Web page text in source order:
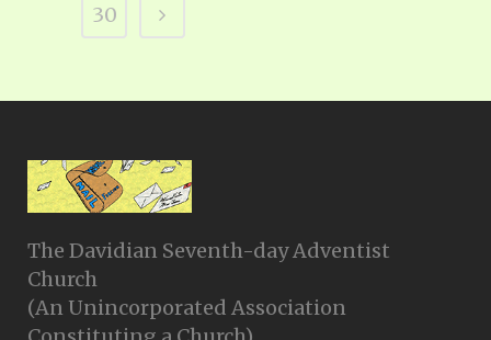
30
The Davidian Seventh-day Adventist
Church
(An Unincorporated Association